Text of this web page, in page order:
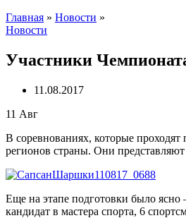
Главная » Новости »
Новости
Участники
11.08.2017
11 Авг
В соревнованиях, которые
регионов страны. Они
Еще на этапе подготовки было ясно
кандидат в мастера спорта, 6